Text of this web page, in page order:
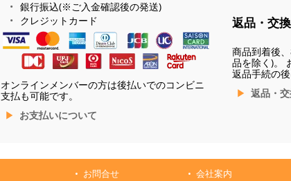
銀行振込(※ご入金確認後の発送)
クレジットカード
オンラインメンバーの方は後払いでのコンビニ
支払も可能です。
お支払いについて
返品・交換
商品到着後
品を除く)。
返品手続の
返品・
お問合せ 会社案内